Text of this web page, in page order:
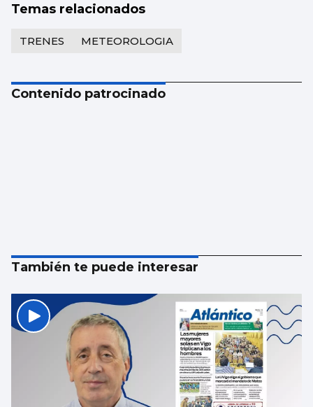
Temas relacionados
TRENES METEOROLOGIA
Contenido patrocinado
También te puede interesar